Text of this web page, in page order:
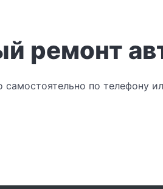
ремонт
по телефону